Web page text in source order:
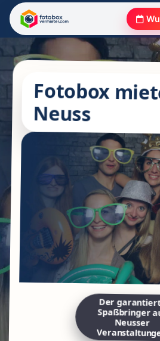
Fotobox
Neuss
Der
Spaßbringer
Neusser